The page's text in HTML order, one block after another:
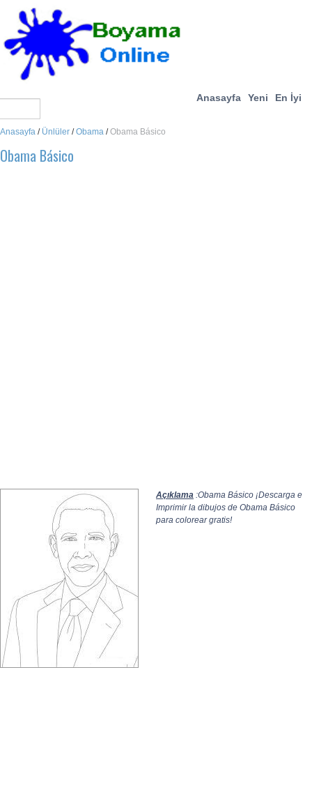
Anasayfa Yeni En İyi
Anasayfa / Ünlüler /Obama /Obama Básico
Obama Básico
Açıklama :Obama Básico ¡Descarga e
Imprimir la dibujos de Obama Básico
para colorear gratis!